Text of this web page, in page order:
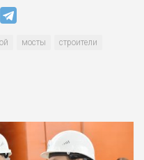
мосты
строители